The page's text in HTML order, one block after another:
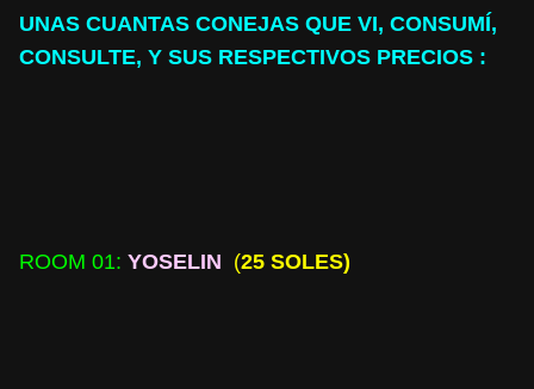
UNAS CUANTAS CONEJAS QUE VI, CONSUMÍ,
CONSULTE, Y SUS RESPECTIVOS PRECIOS :
ROOM 01: YOSELIN (25 SOLES)